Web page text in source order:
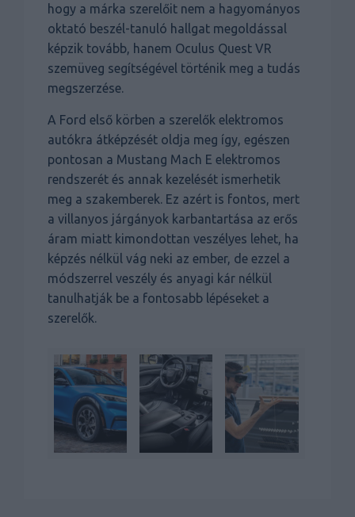
hogy a márka szerelőit nem a hagyományos
oktató beszél-tanuló hallgat megoldással
képzik tovább, hanem Oculus Quest VR
szemüveg segítségével történik meg a tudás
megszerzése.
A Ford első körben a szerelők elektromos
autókra átképzését oldja meg így, egészen
pontosan a Mustang Mach E elektromos
rendszerét és annak kezelését ismerhetik
meg a szakemberek. Ez azért is fontos, mert
a villanyos járgányok karbantartása az erős
áram miatt kimondottan veszélyes lehet, ha
képzés nélkül vág neki az ember, de ezzel a
módszerrel veszély és anyagi kár nélkül
tanulhatják be a fontosabb lépéseket a
szerelők.